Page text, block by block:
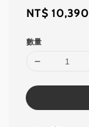
Regular
NT$ 10,390
數量